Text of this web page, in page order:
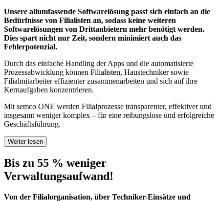
Unsere allumfassende Softwarelösung passt sich einfach an die
Bedürfnisse von Filialisten an, sodass keine weiteren
Softwarelösungen von Drittanbietern mehr benötigt werden.
Dies spart nicht nur Zeit, sondern minimiert auch das
Fehlerpotenzial.
Durch das einfache Handling der Apps und die automatisierte
Prozessabwicklung können Filialisten, Haustechniker sowie
Filialmitarbeiter effizienter zusammenarbeiten und sich auf ihre
Kernaufgaben konzentrieren.
Mit semco ONE werden Filialprozesse transparenter, effektiver und
insgesamt weniger komplex – für eine reibungslose und erfolgreiche
Geschäftsführung.
Weiter lesen
Bis zu 55 % weniger
Verwaltungsaufwand!
Von der Filialorganisation, über Techniker-Einsätze und